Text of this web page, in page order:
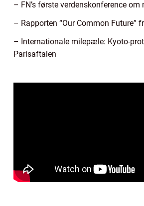
– FN’s første verdenskonference om
– Rapporten “Our Common Future”
– Internationale milepæle: Kyoto-
Parisaftalen